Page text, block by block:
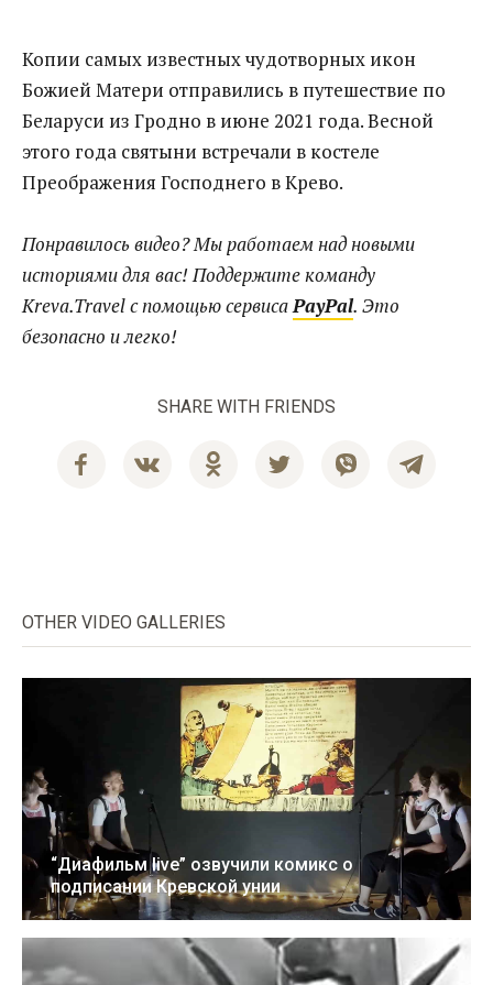
Копии самых известных чудотворных икон
Божией Матери отправились в путешествие по
Беларуси из Гродно в июне 2021 года. Весной
этого года святыни встречали в костеле
Преображения Господнего в Крево.
Понравилось видео? Мы работаем над новыми
историями для вас! Поддержите команду
Kreva.Travel с помощью сервисаPayPal. Это
безопасно и легко!
SHARE WITH FRIENDS
OTHER VIDEO GALLERIES
“Диафильм live” озвучили комикс о
подписании Кревской унии
16 Авг 2022 1:41